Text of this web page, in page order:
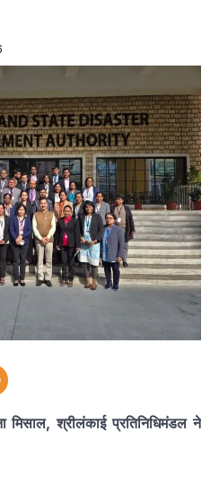
मिसाल, श्रीलंकाई प्रतिनिधिमंडल ने